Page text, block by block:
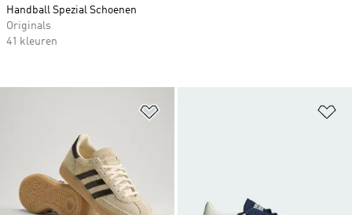
Handball Spezial Schoenen
Originals
41 kleuren